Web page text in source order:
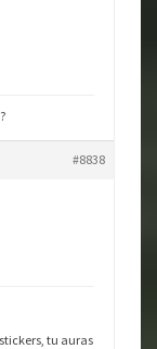
#8838
tu auras